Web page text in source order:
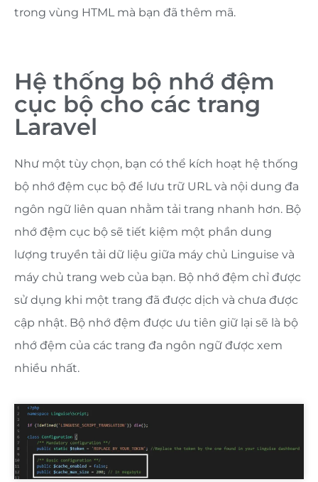
trong vùng HTML mà bạn đã thêm mã.
Hệ thống bộ nhớ đệm
cục bộ cho các trang
Laravel
Như một tùy chọn, bạn có thể kích hoạt hệ thống
bộ nhớ đệm cục bộ để lưu trữ URL và nội dung đa
ngôn ngữ liên quan nhằm tải trang nhanh hơn. Bộ
nhớ đệm cục bộ sẽ tiết kiệm một phần dung
lượng truyền tải dữ liệu giữa máy chủ Linguise và
máy chủ trang web của bạn. Bộ nhớ đệm chỉ được
sử dụng khi một trang đã được dịch và chưa được
cập nhật. Bộ nhớ đệm được ưu tiên giữ lại sẽ là bộ
nhớ đệm của các trang đa ngôn ngữ được xem
nhiều nhất.